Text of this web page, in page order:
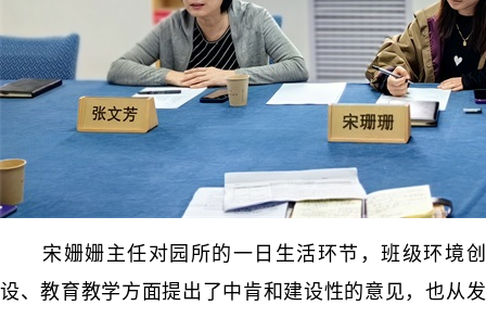
宋姗姗主任对园所的一日生活环节，班级环境创
设、教育教学方面提出了中肯和建设性的意见，也从发